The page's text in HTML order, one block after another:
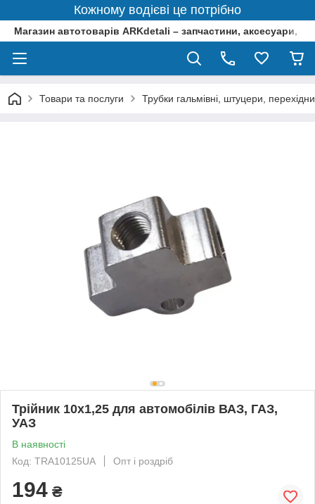
Кожному водієві це потрібно
Магазин автотоварів ARKdetali – запчастини, аксесуари,
Товари та послуги Трубки гальмівні, штуцери,
Трійник 10х1,25 для автомобілів ВАЗ, ГАЗ,
УАЗ
В наявності
Код: TRA10125UA
Опт і роздріб
194 ₴